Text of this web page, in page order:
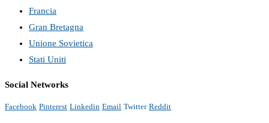
Francia
Gran Bretagna
Unione Sovietica
Stati Uniti
Social Networks
Facebook Pinterest Linkedin Email Twitter Reddit